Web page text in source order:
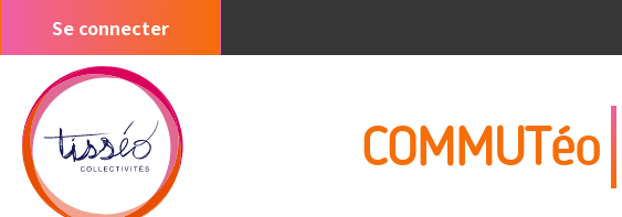
contenu
principal
Menu
compte
de
l'utilisateur
Se connecter
COMMUTéo